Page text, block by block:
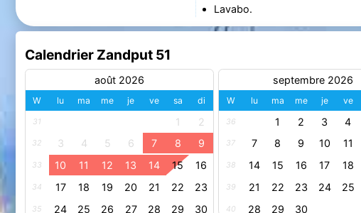
Lavabo.
Calendrier Zandput 51
août 2026
W lu ma me je ve sa di
31 1 2
32 3 4 5 6 7 8 9
33 10 11 12 13 14 15 16
34 17 18 19 20 21 22 23
35 24 25 26 27 28 29 30
septembre 2026
W lu ma me je ve
36 1 2 3 4
37 7 8 9 10 11
38 14 15 16 17 18
39 21 22 23 24 25
40 28 29 30